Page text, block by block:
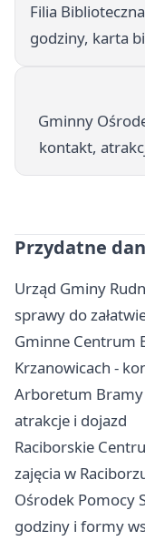
Filia
godziny, karta
Gminny
kontakt,
Przydatne
Urząd Gminy
sprawy do
Gminne Centrum
Krzanowicach -
Arboretum Bramy
atrakcje i dojazd
Raciborskie
zajęcia w
Ośrodek Pomocy
godziny i formy